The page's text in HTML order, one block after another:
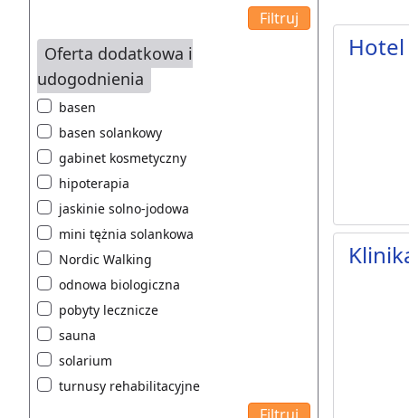
Oferta dodatkowa i
udogodnienia
basen
basen solankowy
gabinet kosmetyczny
hipoterapia
jaskinie solno-jodowa
mini tężnia solankowa
Nordic Walking
odnowa biologiczna
pobyty lecznicze
sauna
solarium
turnusy rehabilitacyjne
Hotel